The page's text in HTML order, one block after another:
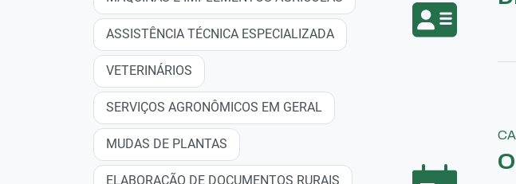
ASSISTÊNCIA TÉCNICA ESPECIALIZADA
VETERINÁRIOS
SERVIÇOS AGRONÔMICOS EM GERAL
MUDAS DE PLANTAS
ELABORAÇÃO DE DOCUMENTOS RURAIS